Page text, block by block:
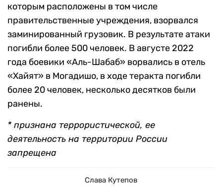
которым расположены в том числе
правительственные учреждения, взорвался
заминированный грузовик. В результате атаки
погибли более 500 человек. В августе 2022
года боевики «Аль-Шабаб» ворвались в отель
«Хайят» в Могадишо, в ходе теракта погибли
более 20 человек, несколько десятков были
ранены.
* признана террористической, ее
деятельность на территории России
запрещена
Слава Кутепов